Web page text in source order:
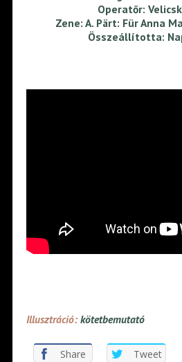
Operatőr:
Zene: A. Pärt: Für Anna
Összeállította:
Illusztráció: kötetbemutató
Share Tweet